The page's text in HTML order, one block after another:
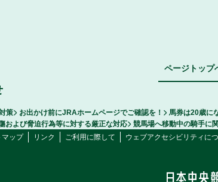
ページトップ
策 お出かけ前にJRAホームページでご確認を！ 馬券は20歳に
および脅迫行為等に対する厳正な対応
競馬場へ移動中の騎手に
マップ リンク ご利用に際して ウェブアクセシビリティに